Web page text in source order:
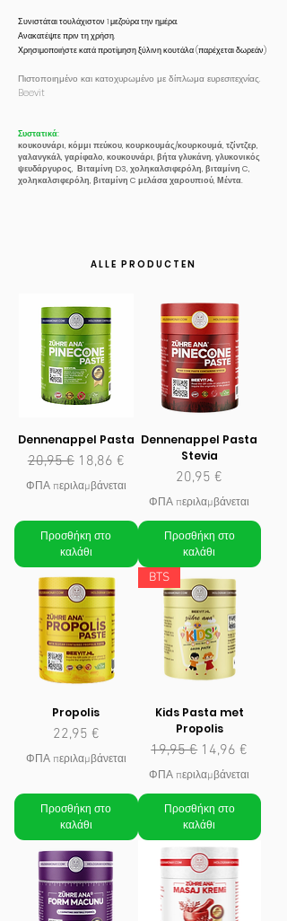
Συνιστάται τουλάχιστον 1 μεζούρα την ημέρα.
Ανακατέψτε πριν τη χρήση.
Χρησιμοποιήστε κατά προτίμηση ξύλινη κουτάλα (παρέχεται δωρεάν)
Πιστοποιημένο και κατοχυρωμένο με δίπλωμα ευρεσιτεχνίας.
Beevit
Συστατικά:
κουκουνάρι, κόμμι πεύκου, κουρκουμάς/κουρκουμά, τζίντζερ,
γαλανγκάλ, γαρίφαλο, κουκουνάρι, βήτα γλυκάνη, γλυκονικός
ψευδάργυρος, Βιταμίνη D3, χοληκαλσιφερόλη, βιταμίνη C,
χοληκαλσιφερόλη, βιταμίνη C μελάσα χαρουπιού, Μέντα.
ALLE PRODUCTEN
Dennenappel Pasta
Κανονική τιμή
20,95 € Τιμή Έκπτωσης
18,86 €
ΦΠΑ περιλαμβάνεται
Προσθήκη στο
καλάθι
Dennenappel Pasta
Stevia
Τιμή
20,95 €
ΦΠΑ περιλαμβάνεται
Προσθήκη στο
καλάθι
Propolis
Τιμή
22,95 €
ΦΠΑ περιλαμβάνεται
Προσθήκη στο
καλάθι
BTS
Kids Pasta met
Propolis
Κανονική τιμή
19,95 € Τιμή
14,96 €
ΦΠΑ περιλαμβάνεται
Προσθήκη στο
καλάθι